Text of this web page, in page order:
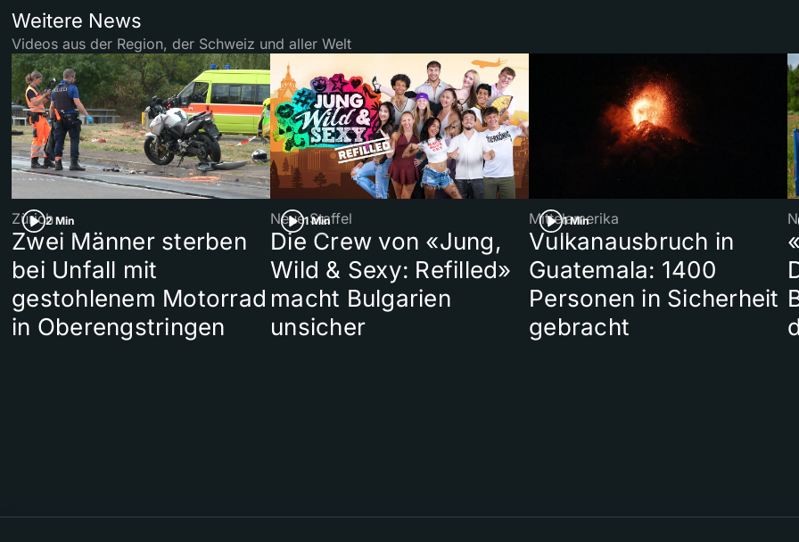
Weitere News
Videos aus der Region, der Schweiz und aller Welt
2 Min
Zürich
Zwei Männer sterben
bei Unfall mit
gestohlenem Motorrad
in Oberengstringen
1 Min
Neue Staffel
Die Crew von «Jung,
Wild & Sexy: Refilled»
macht Bulgarien
unsicher
1 Min
Mittelamerika
Vulkanausbruch in
Guatemala: 1400
Personen in Sicherheit
gebracht